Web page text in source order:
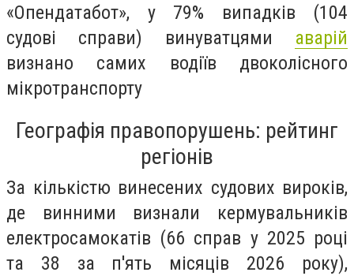
«Опендатабот», у 79% випадків (104
судові справи) винуватцями аварій
визнано самих водіїв двоколісного
мікротранспорту
Географія правопорушень: рейтинг
регіонів
За кількістю винесених судових вироків,
де винними визнали кермувальників
електросамокатів (66 справ у 2025 році
та 38 за п'ять місяців 2026 року),